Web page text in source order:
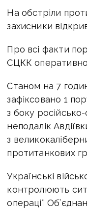
На обстріли
захисники
Про всі факти
СЦКК
Станом на 7
зафіксовано 1
з боку російсько-
неподалік
з
протитанкових
Українські
контролюють
операції